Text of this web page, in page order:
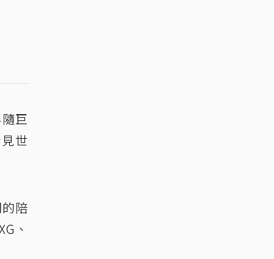
巨
世
陪
、